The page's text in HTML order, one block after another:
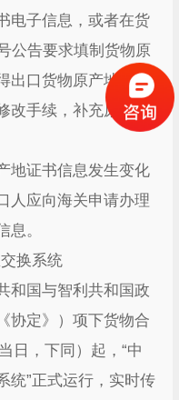
电子信息，或者在货
公告要求填制货物原
出口货物原产地信息
改手续，补充原产地
地证书信息发生变化
人应向海关申请办理
息。
换系统
和国与智利共和国政
协定》）项下货物合
日，下同）起，“中
统”正式运行，实时传